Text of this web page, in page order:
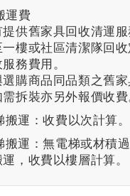
運費
供舊家具回收清運
樓或社區清潔隊回
務費用。
購商品同品類之舊
拆裝亦另外報價收費
搬運：收費以次計算。
搬運：無電梯或材積
，收費以樓層計算。